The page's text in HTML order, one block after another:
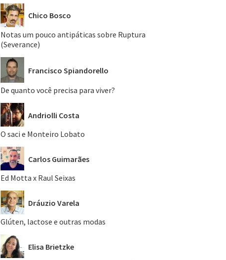
Chico Bosco
Notas um pouco antipáticas sobre Ruptura
(Severance)
Francisco Spiandorello
De quanto você precisa para viver?
Andriolli Costa
O saci e Monteiro Lobato
Carlos Guimarães
Ed Motta x Raul Seixas
Dráuzio Varela
Glúten, lactose e outras modas
Elisa Brietzke